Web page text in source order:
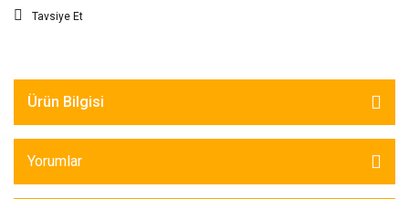
Tavsiye Et
Ürün Bilgisi
Yorumlar